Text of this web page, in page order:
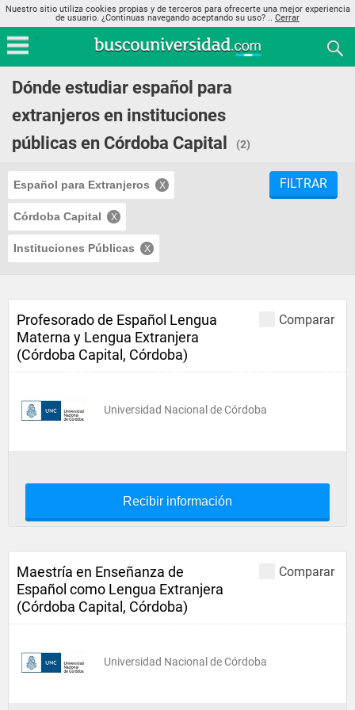
Nuestro sitio utiliza cookies propias y de terceros para ofrecerte una mejor experiencia
de usuario. ¿Continuas navegando aceptando su uso? .. Cerrar
Dónde estudiar español para
extranjeros en instituciones
públicas en Córdoba Capital
(2)
Español para Extranjeros
Córdoba Capital
Instituciones Públicas
FILTRAR
Comparar
Profesorado de Español Lengua
Materna y Lengua Extranjera
(Córdoba Capital, Córdoba)
Universidad Nacional de Córdoba
Recibir información
Comparar
Maestría en Enseñanza de
Español como Lengua Extranjera
(Córdoba Capital, Córdoba)
Universidad Nacional de Córdoba